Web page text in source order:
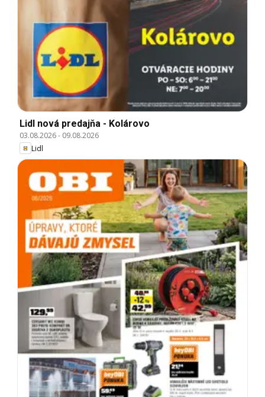
Lidl nová predajňa - Kolárovo
03.08.2026- 09.08.2026
Lidl